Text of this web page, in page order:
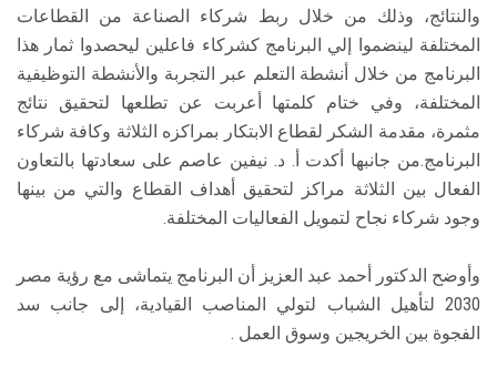
والنتائج، وذلك من خلال ربط شركاء الصناعة من القطاعات
المختلفة لينضموا إلي البرنامج كشركاء فاعلين ليحصدوا ثمار هذا
البرنامج من خلال أنشطة التعلم عبر التجربة والأنشطة التوظيفية
المختلفة، وفي ختام كلمتها أعربت عن تطلعها لتحقيق نتائج
مثمرة، مقدمة الشكر لقطاع الابتكار بمراكزه الثلاثة وكافة شركاء
البرنامج.من جانبها أكدت أ. د. نيفين عاصم على سعادتها بالتعاون
الفعال بين الثلاثة مراكز لتحقيق أهداف القطاع والتي من بينها
وجود شركاء نجاح لتمويل الفعاليات المختلفة.
وأوضح الدكتور أحمد عبد العزيز أن البرنامج يتماشى مع رؤية مصر
2030 لتأهيل الشباب لتولي المناصب القيادية، إلى جانب سد
الفجوة بين الخريجين وسوق العمل .